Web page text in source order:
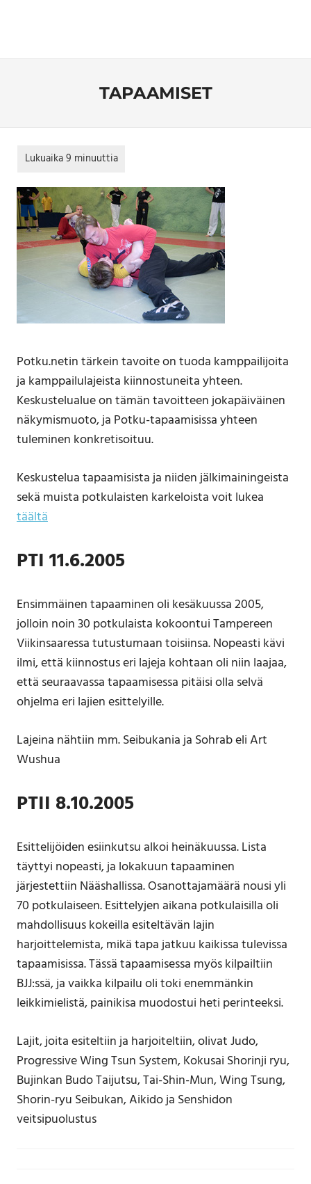
TAPAAMISET
Potku.netin tärkein tavoite on tuoda kamppailijoita
ja kamppailulajeista kiinnostuneita yhteen.
Keskustelualue on tämän tavoitteen jokapäiväinen
näkymismuoto, ja Potku-tapaamisissa yhteen
tuleminen konkretisoituu.
Keskustelua tapaamisista ja niiden jälkimainingeista
sekä muista potkulaisten karkeloista voit lukea
täältä
PTI 11.6.2005
Ensimmäinen tapaaminen oli kesäkuussa 2005,
jolloin noin 30 potkulaista kokoontui Tampereen
Viikinsaaressa tutustumaan toisiinsa. Nopeasti kävi
ilmi, että kiinnostus eri lajeja kohtaan oli niin laajaa,
että seuraavassa tapaamisessa pitäisi olla selvä
ohjelma eri lajien esittelyille.
Lajeina nähtiin mm. Seibukania ja Sohrab eli Art
Wushua
PTII 8.10.2005
Esittelijöiden esiinkutsu alkoi heinäkuussa. Lista
täyttyi nopeasti, ja lokakuun tapaaminen
järjestettiin Nääshallissa. Osanottajamäärä nousi yli
70 potkulaiseen. Esittelyjen aikana potkulaisilla oli
mahdollisuus kokeilla esiteltävän lajin
harjoittelemista, mikä tapa jatkuu kaikissa tulevissa
tapaamisissa. Tässä tapaamisessa myös kilpailtiin
BJJ:ssä, ja vaikka kilpailu oli toki enemmänkin
leikkimielistä, painikisa muodostui heti perinteeksi.
Lajit, joita esiteltiin ja harjoiteltiin, olivat Judo,
Progressive Wing Tsun System, Kokusai Shorinji ryu,
Bujinkan Budo Taijutsu, Tai-Shin-Mun, Wing Tsung,
Shorin-ryu Seibukan, Aikido ja Senshidon
veitsipuolustus